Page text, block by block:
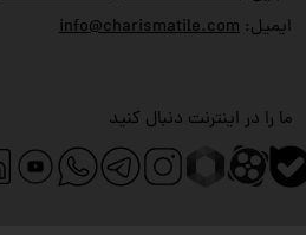
ما را در اینترنت دنبال کنید
ایمیل:info@charismatile.com